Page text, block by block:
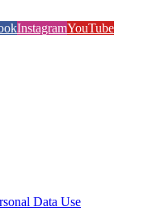
InstagramYouTube
Data Use